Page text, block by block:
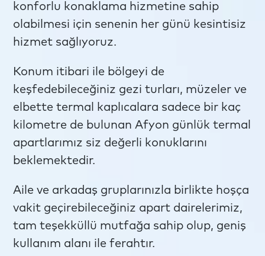
konforlu konaklama hizmetine sahip
olabilmesi için senenin her günü kesintisiz
hizmet sağlıyoruz.
Konum itibari ile bölgeyi de
keşfedebileceğiniz gezi turları, müzeler ve
elbette termal kaplıcalara sadece bir kaç
kilometre de bulunan Afyon günlük termal
apartlarımız siz değerli konuklarını
beklemektedir.
Aile ve arkadaş gruplarınızla birlikte hoşça
vakit geçirebileceğiniz apart dairelerimiz,
tam teşekküllü mutfağa sahip olup, geniş
kullanım alanı ile ferahtır.